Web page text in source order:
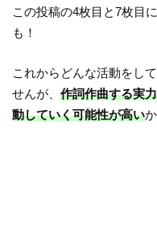
この投稿の4枚目と7枚目
も！
これからどんな活動をし
せんが、作詞作曲する実
動していく可能性が高い